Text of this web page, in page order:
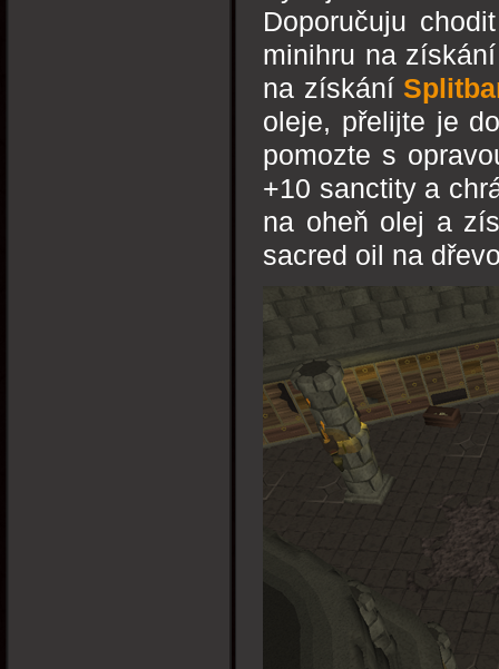
Doporučuju
minihru na
na získání
oleje, přelijte je
pomozte s
+10 sanctity a
na oheň olej a
sacred oil na